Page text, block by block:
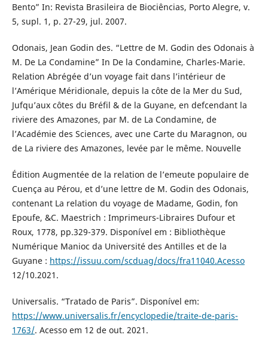
Bento” In: Revista Brasileira de Biociências, Porto Alegre, v.
5, supl. 1, p. 27-29, jul. 2007.
Odonais, Jean Godin des. “Lettre de M. Godin des Odonais à
M. De La Condamine” In De la Condamine, Charles-Marie.
Relation Abrégée d’un voyage fait dans l’intérieur de
l’Amérique Méridionale, depuis la côte de la Mer du Sud,
Jufqu’aux côtes du Bréfil & de la Guyane, en defcendant la
riviere des Amazones, par M. de La Condamine, de
l’Académie des Sciences, avec une Carte du Maragnon, ou
de La riviere des Amazones, levée par le même. Nouvelle
Édition Augmentée de la relation de l’emeute populaire de
Cuença au Pérou, et d’une lettre de M. Godin des Odonais,
contenant La relation du voyage de Madame, Godin, fon
Epoufe, &C. Maestrich : Imprimeurs-Libraires Dufour et
Roux, 1778, pp.329-379. Disponível em : Bibliothèque
Numérique Manioc da Université des Antilles et de la
Guyane : https://issuu.com/scduag/docs/fra11040.Acesso
12/10.2021.
Universalis. “Tratado de Paris”. Disponível em:
https://www.universalis.fr/encyclopedie/traite-de-paris-
1763/. Acesso em 12 de out. 2021.